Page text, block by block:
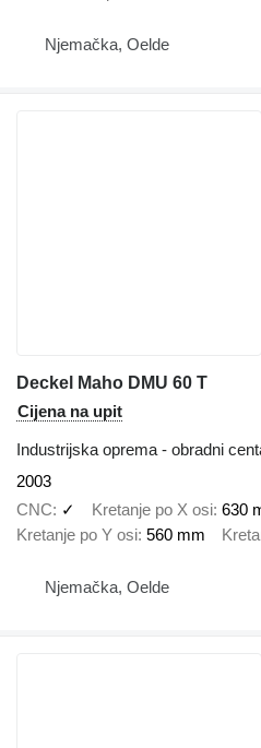
Njemačka, Oelde
Deckel Maho DMU 60 T
Cijena na upit
Industrijska oprema - obradni
2003
CNC
✓ Kretanje po X osi 630
Kretanje po Y osi 560 mm
Njemačka, Oelde